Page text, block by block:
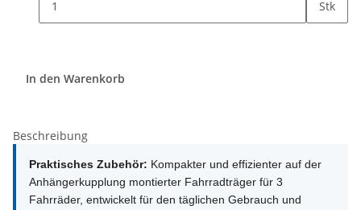
Stk
In den Warenkorb
Beschreibung
Praktisches Zubehör: Kompakter und effizienter auf der
Anhängerkupplung montierter Fahrradträger für 3
Fahrräder, entwickelt für den täglichen Gebrauch und